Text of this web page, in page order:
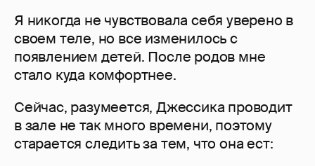
Я никогда не чувствовала себя уверено в
своем теле, но все изменилось с
появлением детей. После родов мне
стало куда комфортнее.
Сейчас, разумеется, Джессика проводит
в зале не так много времени, поэтому
старается следить за тем, что она ест: